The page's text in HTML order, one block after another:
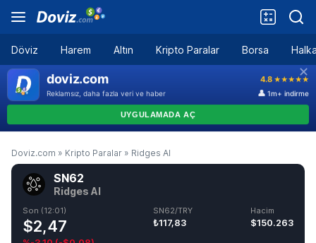
Döviz Harem Altın Kripto Paralar Borsa
Doviz.com » Kripto Paralar » Ridges AI
SN62
Ridges AI
Son (12:01)
$2,47
SN62/TRY
₺117,83
Hacim
$150.263